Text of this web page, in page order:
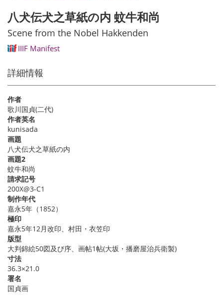
八犬伝犬之草紙の内 蚊牛和尚
Scene from the Nobel Hakkenden
IIIF Manifest
詳細情報
作者
歌川国貞(二代)
作者英名
kunisada
画題
八犬伝犬之草紙の内
画題2
蚊牛和尚
請求記号
200X@3-C1
制作年代
嘉永5年（1852）
極印
嘉永5年12月改印、村田・衣笠印
版型
大判錦絵50図及び序、画帖1帖(大坂・播磨屋治兵衛製)
寸法
36.3×21.0
署名
国貞画